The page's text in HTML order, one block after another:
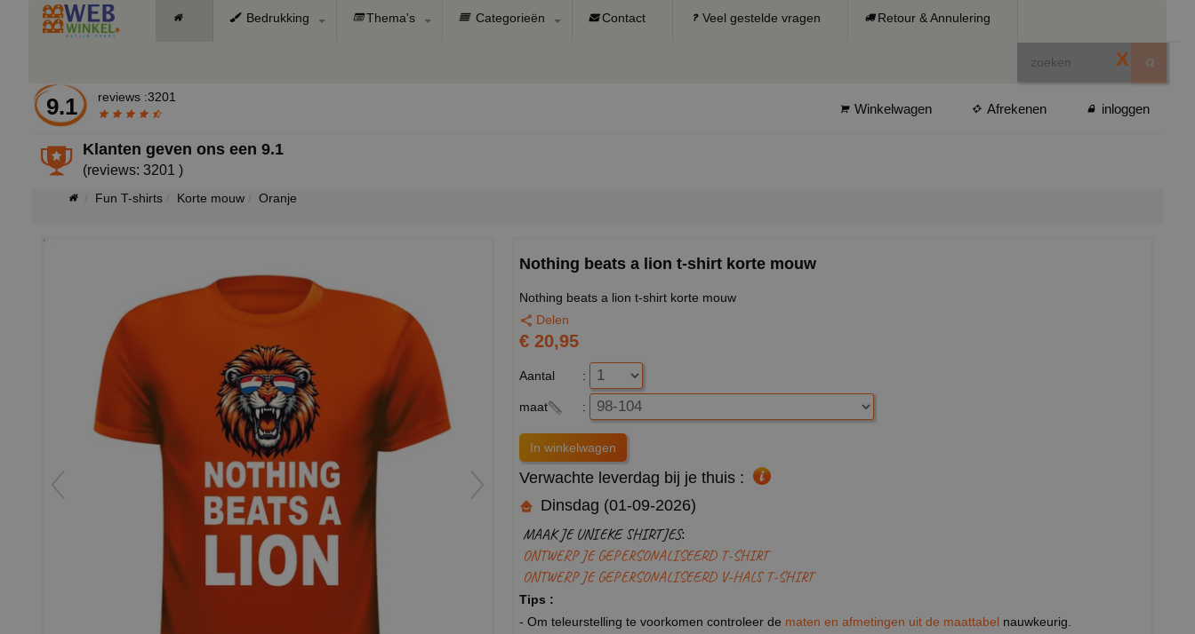
Bedrukking Thema's Categorieën Contact Veel gestelde vragen Retour & Annulering
X
9.1 reviews :3201
Winkelwagen Afrekenen inloggen
Klanten geven ons een9.1
(reviews: 3201 )
Fun T-shirts Korte mouw Oranje
Nothing beats a lion t-shirt korte mouw
Nothing beats a lion t-shirt korte mouw
Delen
€ 20,95
Aantal :
maat :
Verwachte leverdag bij je thuis :
Dinsdag (01-09-2026)
MAAK JE UNIEKE SHIRTJES:
ONTWERP JE GEPERSONALISEERD T-SHIRT
ONTWERP JE GEPERSONALISEERD V-HALS T-SHIRT
Tips :
- Om teleurstelling te voorkomen controleer de maten en afmetingen uit de maattabel nauwkeurig.